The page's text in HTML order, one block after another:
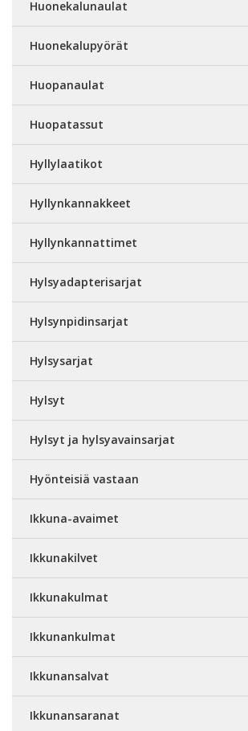
Huonekalunaulat
Huonekalupyörät
Huopanaulat
Huopatassut
Hyllylaatikot
Hyllynkannakkeet
Hyllynkannattimet
Hylsyadapterisarjat
Hylsynpidinsarjat
Hylsysarjat
Hylsyt
Hylsyt ja hylsyavainsarjat
Hyönteisiä vastaan
Ikkuna-avaimet
Ikkunakilvet
Ikkunakulmat
Ikkunankulmat
Ikkunansalvat
Ikkunansaranat